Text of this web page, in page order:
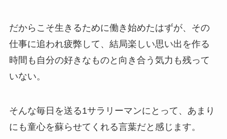
だからこそ生きるために働き始めたはずが、その
仕事に追われ疲弊して、結局楽しい思い出を作る
時間も自分の好きなものと向き合う気力も残って
いない。
そんな毎日を送る1サラリーマンにとって、あまり
にも童心を蘇らせてくれる言葉だと感じます。